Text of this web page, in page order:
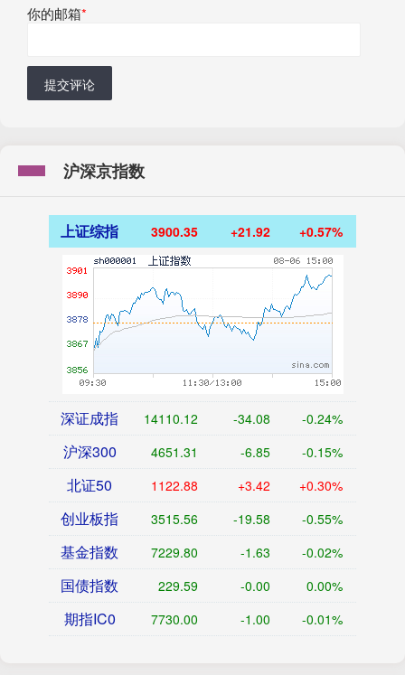
你的邮箱*
提交评论
沪深京指数
上证综指 3900.35 +21.92 +0.57%
深证成指 14110.12 -34.08 -0.24%
沪深300 4651.31 -6.85 -0.15%
北证50 1122.88 +3.42 +0.30%
创业板指 3515.56 -19.58 -0.55%
基金指数 7229.80 -1.63 -0.02%
国债指数 229.59 -0.00 0.00%
期指IC0 7730.00 -1.00 -0.01%